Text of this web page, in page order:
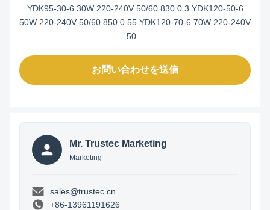
YDK95-30-6 30W 220-240V 50/60 830 0.3 YDK120-50-6
50W 220-240V 50/60 850 0.55 YDK120-70-6 70W 220-240V
50...
お問い合わせを送信
Mr. Trustec Marketing
Marketing
sales@trustec.cn
+86-13961191626